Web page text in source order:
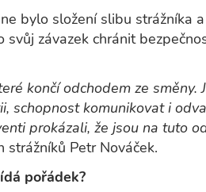
bylo složení slibu strážníka
závazek chránit
končí odchodem ze směny.
schopnost komunikovat i
prokázali, že jsou na tuto
Petr Nováček.
pořádek?